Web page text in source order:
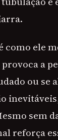
ele
a
ou se
sem
reforça